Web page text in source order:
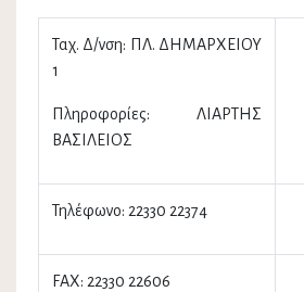
Ταχ. Δ/νση: ΠΛ. ΔΗΜΑΡΧΕΙΟΥ
1
Πληροφορίες: ΛΙΑΡΤΗΣ
ΒΑΣΙΛΕΙΟΣ
Τηλέφωνο: 22330 22374
FAX: 22330 22606